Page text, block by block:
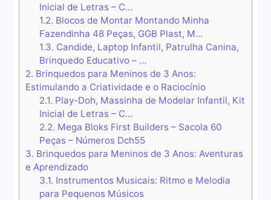
Inicial de Letras – C…
1.2. Blocos de Montar Montando Minha
Fazendinha 48 Peças, GGB Plast, M…
1.3. Candide, Laptop Infantil, Patrulha Canina,
Brinquedo Educativo – …
2. Brinquedos para Meninos de 3 Anos:
Estimulando a Criatividade e o Raciocínio
2.1. Play-Doh, Massinha de Modelar Infantil, Kit
Inicial de Letras – C…
2.2. Mega Bloks First Builders – Sacola 60
Peças – Números Dch55
3. Brinquedos para Meninos de 3 Anos: Aventuras
e Aprendizado
3.1. Instrumentos Musicais: Ritmo e Melodia
para Pequenos Músicos